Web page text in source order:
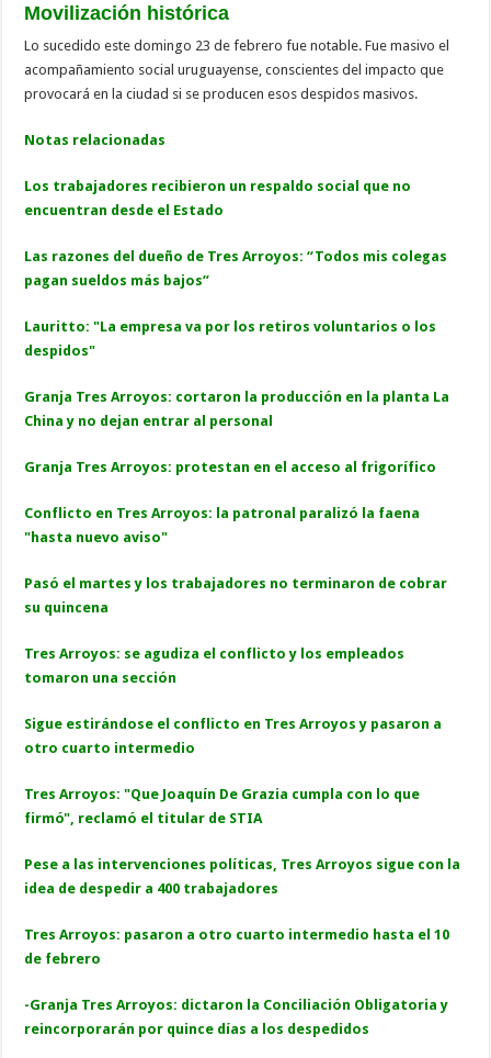
Movilización histórica
Lo sucedido este domingo 23 de febrero fue notable. Fue masivo el
acompañamiento social uruguayense, conscientes del impacto que
provocará en la ciudad si se producen esos despidos masivos.
Notas relacionadas
Los trabajadores recibieron un respaldo social que no
encuentran desde el Estado
Las razones del dueño de Tres Arroyos: “Todos mis colegas
pagan sueldos más bajos”
Lauritto: "La empresa va por los retiros voluntarios o los
despidos"
Granja Tres Arroyos: cortaron la producción en la planta La
China y no dejan entrar al personal
Granja Tres Arroyos: protestan en el acceso al frigorífico
Conflicto en Tres Arroyos: la patronal paralizó la faena
"hasta nuevo aviso"
Pasó el martes y los trabajadores no terminaron de cobrar
su quincena
Tres Arroyos: se agudiza el conflicto y los empleados
tomaron una sección
Sigue estirándose el conflicto en Tres Arroyos y pasaron a
otro cuarto intermedio
Tres Arroyos: "Que Joaquín De Grazia cumpla con lo que
firmó", reclamó el titular de STIA
Pese a las intervenciones políticas, Tres Arroyos sigue con la
idea de despedir a 400 trabajadores
Tres Arroyos: pasaron a otro cuarto intermedio hasta el 10
de febrero
-Granja Tres Arroyos: dictaron la Conciliación Obligatoria y
reincorporarán por quince días a los despedidos